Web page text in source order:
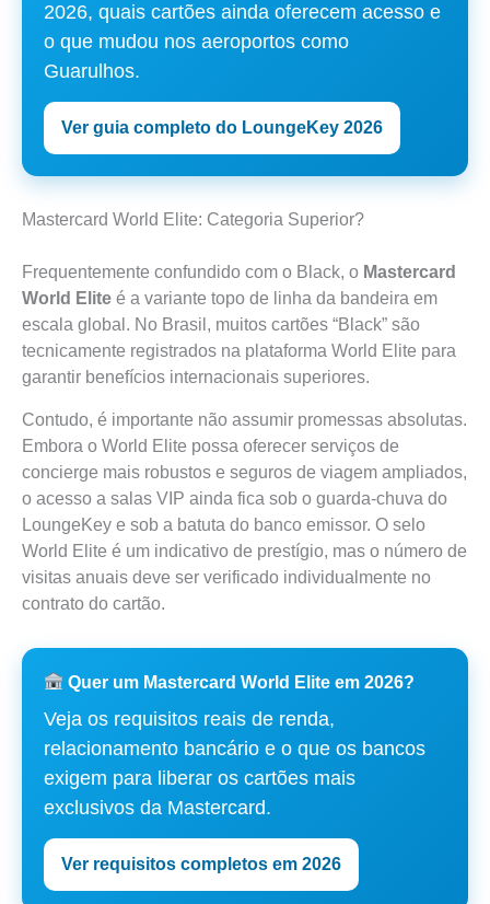
2026, quais cartões ainda oferecem acesso e
o que mudou nos aeroportos como
Guarulhos.
Ver guia completo do LoungeKey 2026
Mastercard World Elite: Categoria Superior?
Frequentemente confundido com o Black, o Mastercard
World Elite é a variante topo de linha da bandeira em
escala global. No Brasil, muitos cartões “Black” são
tecnicamente registrados na plataforma World Elite para
garantir benefícios internacionais superiores.
Contudo, é importante não assumir promessas absolutas.
Embora o World Elite possa oferecer serviços de
concierge mais robustos e seguros de viagem ampliados,
o acesso a salas VIP ainda fica sob o guarda-chuva do
LoungeKey e sob a batuta do banco emissor. O selo
World Elite é um indicativo de prestígio, mas o número de
visitas anuais deve ser verificado individualmente no
contrato do cartão.
Quer um Mastercard World Elite em 2026?
Veja os requisitos reais de renda,
relacionamento bancário e o que os bancos
exigem para liberar os cartões mais
exclusivos da Mastercard.
Ver requisitos completos em 2026